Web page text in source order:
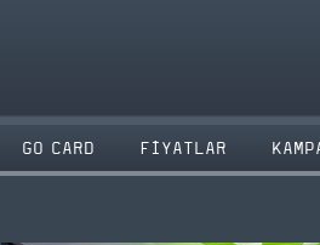
GO CARD FİYATLAR